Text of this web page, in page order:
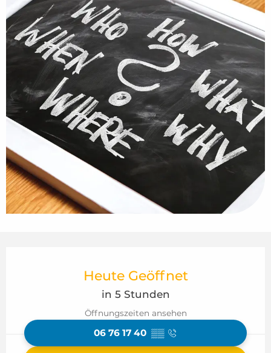
Heute Geöffnet
in 5 Stunden
Öffnungszeiten ansehen
06 76 17 40 ▒▒